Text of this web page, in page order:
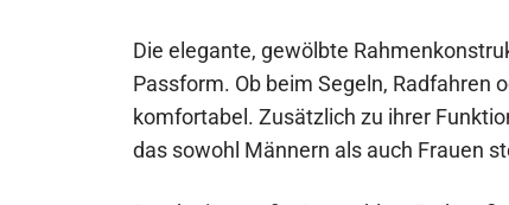
Die elegante, gewölbte
Passform. Ob beim Segeln, Radfahren
komfortabel. Zusätzlich zu ihrer
das sowohl Männern als auch Frauen